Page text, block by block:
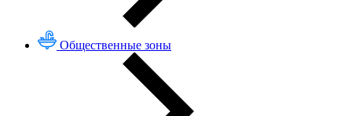
Общественные зоны